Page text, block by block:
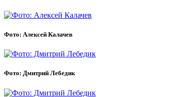
Фото: Алексей Калачев
Фото: Дмитрий Лебедик